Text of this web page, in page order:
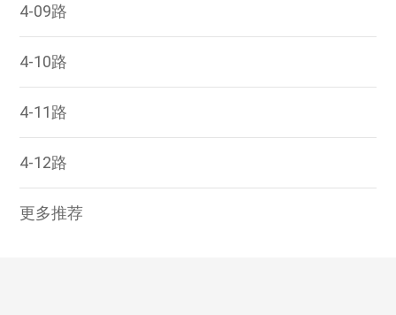
4-09路
4-10路
4-11路
4-12路
更多推荐